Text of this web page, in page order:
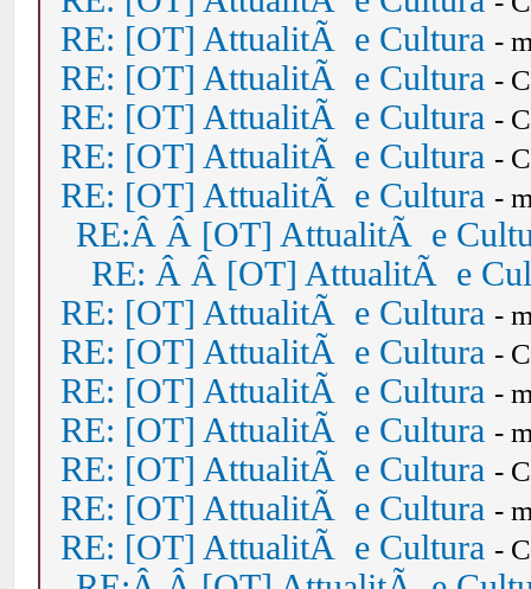
RE: [OT] AttualitÃ e Cultura -
RE: [OT] AttualitÃ e Cultura -
RE: [OT] AttualitÃ e Cultura -
RE: [OT] AttualitÃ e Cultura -
RE: [OT] AttualitÃ e Cultura -
RE:Â Â [OT] AttualitÃ e
RE: Â Â [OT] AttualitÃ e
RE: [OT] AttualitÃ e Cultura -
RE: [OT] AttualitÃ e Cultura -
RE: [OT] AttualitÃ e Cultura -
RE: [OT] AttualitÃ e Cultura -
RE: [OT] AttualitÃ e Cultura -
RE: [OT] AttualitÃ e Cultura -
RE: [OT] AttualitÃ e Cultura -